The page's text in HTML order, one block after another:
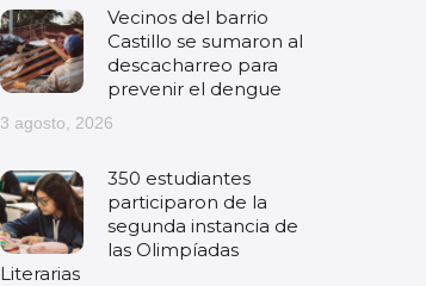
Vecinos del barrio
Castillo se sumaron al
descacharreo para
prevenir el dengue
3 agosto, 2026
350 estudiantes
participaron de la
segunda instancia de
las Olimpíadas
Literarias